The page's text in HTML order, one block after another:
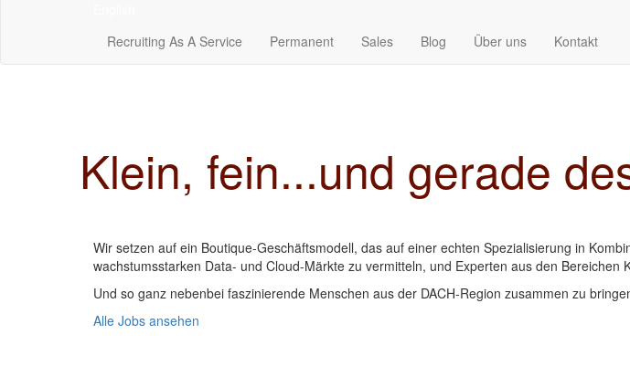
Recruiting As A Service
Permanent Sales Blog Über uns Kontakt
Klein, fein...und gerade
Wir setzen auf ein Boutique-Geschäftsmodell, das auf einer echten Spezialisierung in
wachstumsstarken Data- und Cloud-Märkte zu vermitteln, und Experten aus den Bereichen
Und so ganz nebenbei faszinierende Menschen aus der DACH-Region zusammen zu
Alle Jobs ansehen